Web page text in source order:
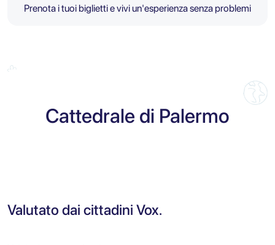
Prenota i tuoi biglietti e vivi un'esperienza senza problemi
Cattedrale di Palermo
Valutato dai cittadini Vox.